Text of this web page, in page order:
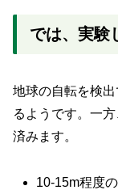
では、実験
地球の自転を検
るようです。一
済みます。
10-15m程度